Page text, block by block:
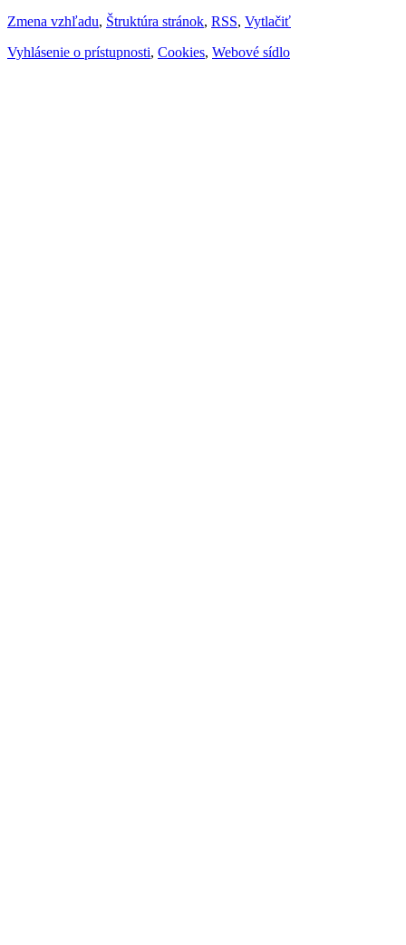
Zmena vzhľadu, Štruktúra stránok, RSS, Vytlačiť
Vyhlásenie o prístupnosti, Cookies, Webové sídlo